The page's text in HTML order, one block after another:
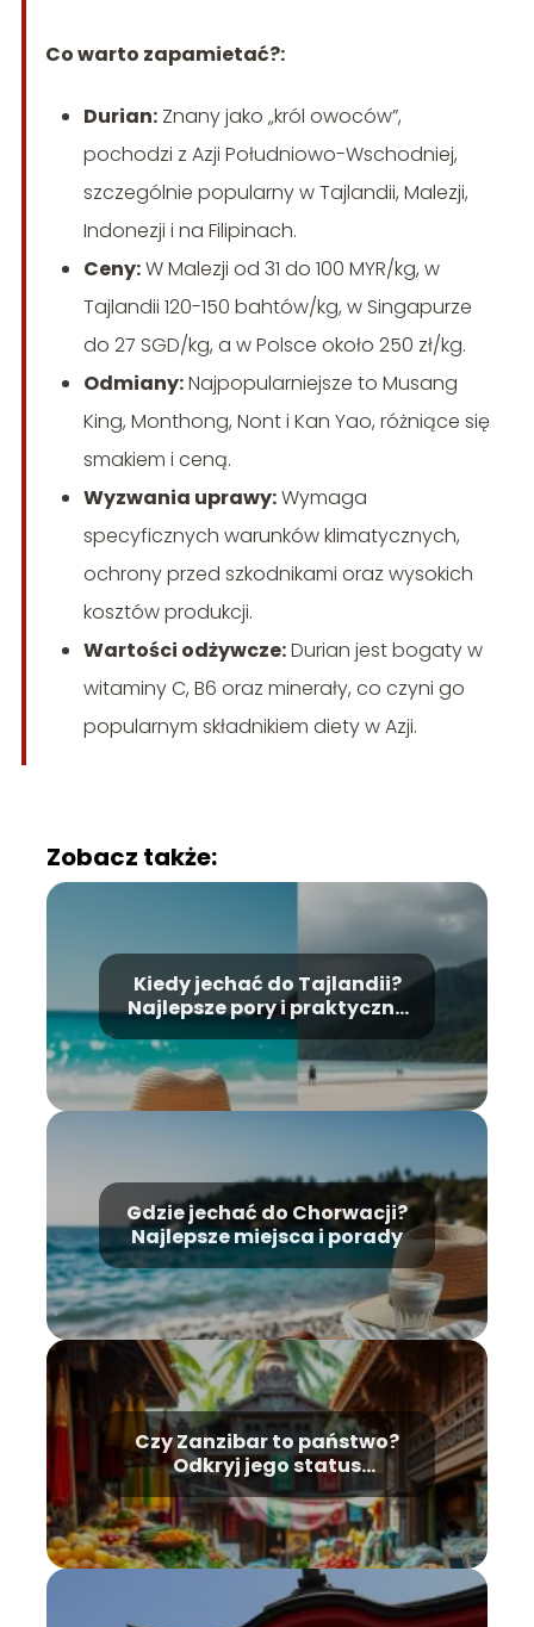
Co warto zapamietać?:
Durian:Znany jako „król owoców”,
pochodzi z Azji Południowo-Wschodniej,
szczególnie popularny w Tajlandii, Malezji,
Indonezji i na Filipinach.
Ceny:W Malezji od 31 do 100 MYR/kg, w
Tajlandii 120-150 bahtów/kg, w Singapurze
do 27 SGD/kg, a w Polsce około 250 zł/kg.
Odmiany:Najpopularniejsze to Musang
King, Monthong, Nont i Kan Yao, różniące się
smakiem i ceną.
Wyzwania uprawy:Wymaga
specyficznych warunków klimatycznych,
ochrony przed szkodnikami oraz wysokich
kosztów produkcji.
Wartości odżywcze:Durian jest bogaty w
witaminy C, B6 oraz minerały, co czyni go
popularnym składnikiem diety w Azji.
Zobacz także:
Kiedy jechać do Tajlandii?
Najlepsze pory i praktyczne
porady
Gdzie jechać do Chorwacji?
Najlepsze miejsca i porady
Czy Zanzibar to państwo?
Odkryj jego status
polityczny i historię